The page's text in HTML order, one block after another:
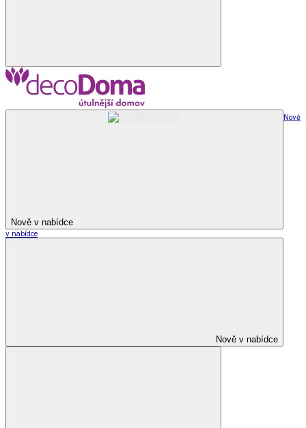
Nově v nabídce
Nově
v nabídce
Nově v nabídce